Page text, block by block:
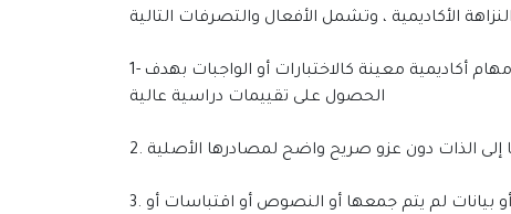
1- الغش : الاستعانة بطريقة غير مشروعة و غير مصرح بها بأشخاص أو وسائل الكترونية باستخدامها أثناء تأدية مهام أكاديمية معينة كالاختبارات أو الواجبات بهدف
الحصول على تقييمات دراسية عالية
إلى الذات دون عزو صريح واضح لمصادرها الأصلية
3. تزوير الوثائق والتلفيق : تزوير أو اختلاق مجموعة من السجلات و الوثائق العلمية أو الأكاديمية بتضمنيها معلومات أو بيانات لم يتم جمعها أو النصوص أو اقتباسات أو